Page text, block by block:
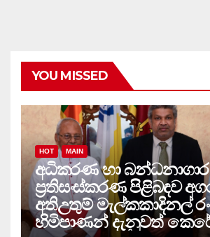
YOU MISSED
HOT MAIN
අධිකරණ හා බන්ධනාගාර
ප්‍රතිසංස්කරණ පිළිබඳව
අතිඋතුම් මැල්කකාදිනල්
හිමිපාණන් දැනුවත්